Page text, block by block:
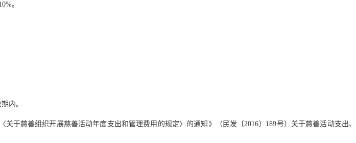
。
内。
慈善组织开展慈善活动年度支出和管理费用的规定〉的通知》（民发〔2016〕189号）关于慈善活动支出、